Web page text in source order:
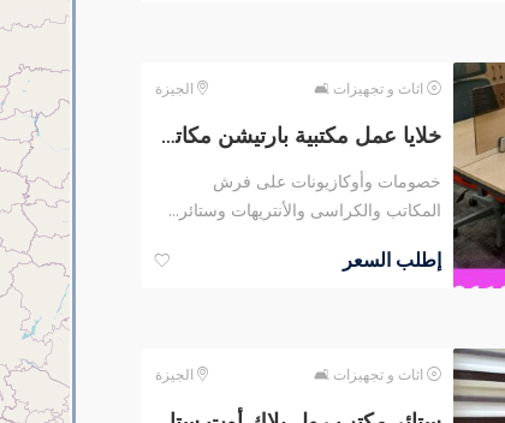
اثاث و تجهيزات 🛋 الجيزة
خلايا عمل مكتبية بارتيشن مكاتب موظفين وورك إستيشن مكاتب
خصومات وأوكازيونات على فرش
المكاتب والكراسى والأنتريهات وستائر...
إطلب السعر
اثاث و تجهيزات 🛋 الجيزة